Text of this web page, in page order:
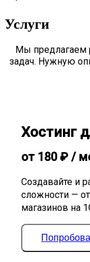
Услуги
Мы предлагаем
задач. Нужную
Хостинг
от 180₽ /
Создавайте и
сложности —
магазинов на